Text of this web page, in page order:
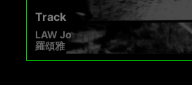
Track
LAW Jo
羅頌雅